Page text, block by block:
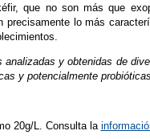
que no son más que
precisamente lo más
y obtenidas de
y potencialmente probióticas.
20g/L. Consulta la